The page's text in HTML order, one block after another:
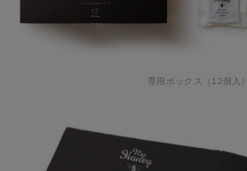
専用ボックス（12個入）